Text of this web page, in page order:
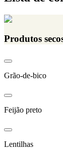
Produtos
Grão-de-bico
Feijão preto
Lentilhas